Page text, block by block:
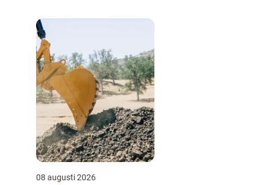
08 augusti 2026